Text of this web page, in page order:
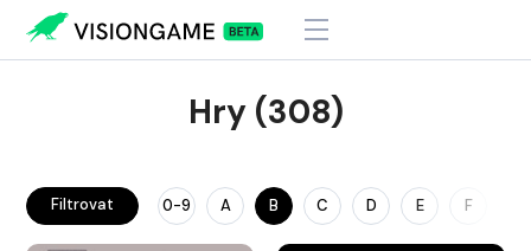
Hry (308)
Filtrovat 0-9 A B C D E F